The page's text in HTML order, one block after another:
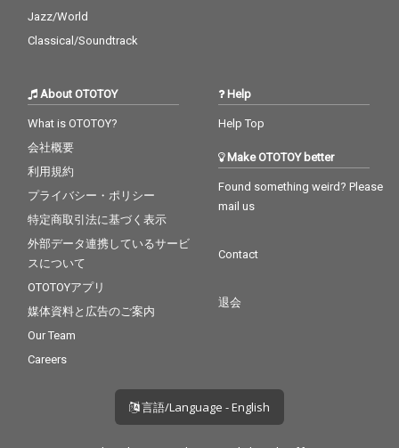
Jazz/World
Classical/Soundtrack
About OTOTOY
What is OTOTOY?
会社概要
利用規約
プライバシー・ポリシー
特定商取引法に基づく表示
外部データ連携しているサービ
スについて
OTOTOYアプリ
媒体資料と広告のご案内
Our Team
Careers
Help
Help Top
Make OTOTOY better
Found something weird? Please
mail us
Contact
退会
言語/Language - English